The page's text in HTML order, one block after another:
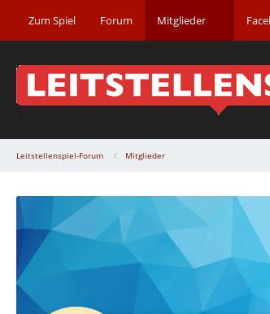
Zum Spiel Forum Mitglieder
Leitstellenspiel-Forum Mitglieder